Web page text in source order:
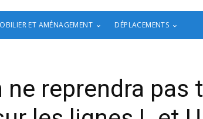
ET AMÉNAGEMENT DÉPLACEMENTS
ne reprendra